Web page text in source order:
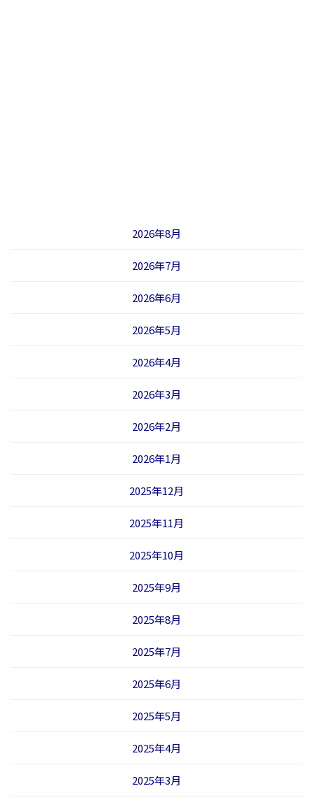
2026年8月
2026年7月
2026年6月
2026年5月
2026年4月
2026年3月
2026年2月
2026年1月
2025年12月
2025年11月
2025年10月
2025年9月
2025年8月
2025年7月
2025年6月
2025年5月
2025年4月
2025年3月